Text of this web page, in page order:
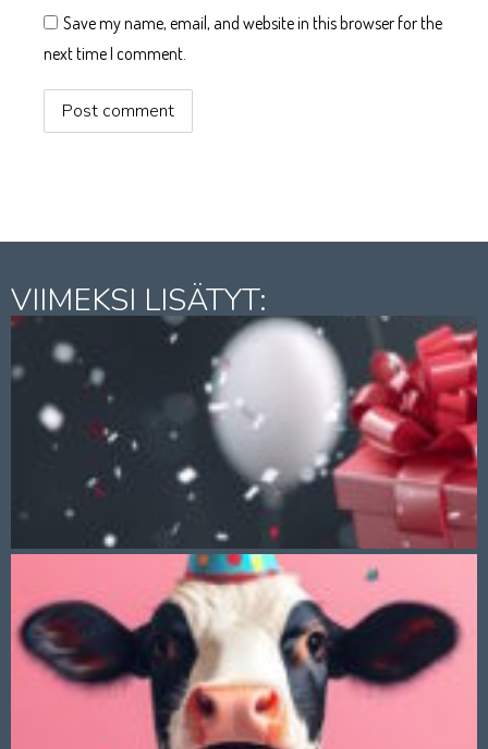
Save my name, email, and website in this browser for the
next time I comment.
Post comment
VIIMEKSI LISÄTYT: